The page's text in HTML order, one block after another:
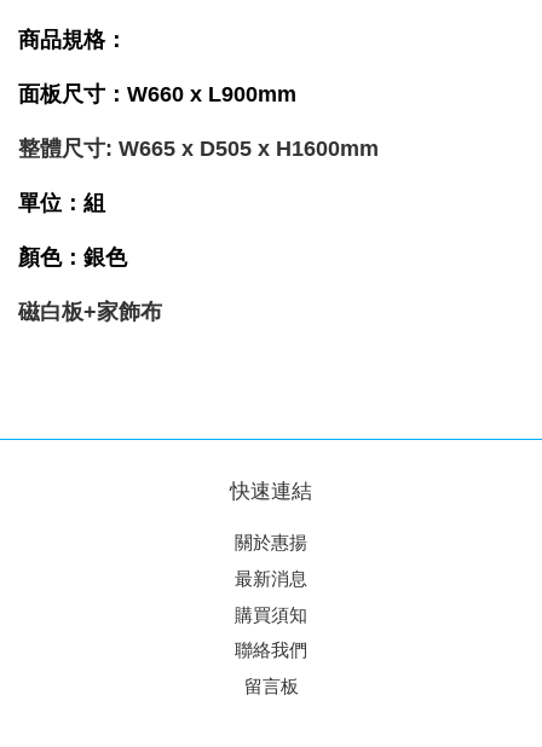
商品規格：
面板尺寸：W660 x L900mm
整體尺寸: W665 x D505 x H1600mm
單位：組
顏色：銀色
磁白板+家飾布
快速連結
關於惠揚
最新消息
購買須知
聯絡我們
留言板